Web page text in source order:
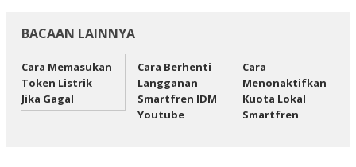
BACAAN LAINNYA
Cara Memasukan
Token Listrik
Jika Gagal
Cara Berhenti
Langganan
Smartfren IDM
Youtube
Cara
Menonaktifkan
Kuota Lokal
Smartfren